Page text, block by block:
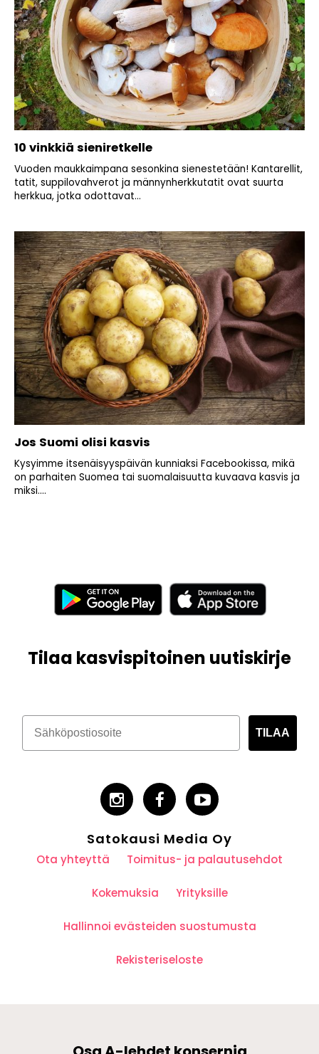
10 vinkkiä sieniretkelle
Vuoden maukkaimpana sesonkina sienestetään! Kantarellit,
tatit, suppilovahverot ja männynherkkutatit ovat suurta
herkkua, jotka odottavat...
Jos Suomi olisi kasvis
Kysyimme itsenäisyyspäivän kunniaksi Facebookissa, mikä
on parhaiten Suomea tai suomalaisuutta kuvaava kasvis ja
miksi....
Tilaa kasvispitoinen uutiskirje
TILAA
Satokausi Media Oy
Ota yhteyttä Toimitus- ja palautusehdot
Kokemuksia Yrityksille
Hallinnoi evästeiden suostumusta
Rekisteriseloste